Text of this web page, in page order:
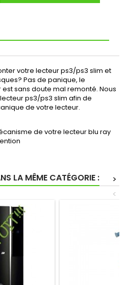
votre lecteur ps3/ps3 slim et
Pas de panique, le
sans doute mal remonté. Nous
ps3/ps3 slim afin de
de votre lecteur.
de votre lecteur blu ray
LA MÊME CATÉGORIE :
>
<